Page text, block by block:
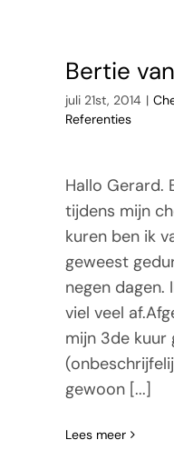
Bertie
juli 21st, 2014 |
Referenties
Hallo Gerard.
tijdens mijn
kuren ben ik
geweest
negen dagen.
viel veel
mijn 3de kuur
gewoon [...]
Lees meer